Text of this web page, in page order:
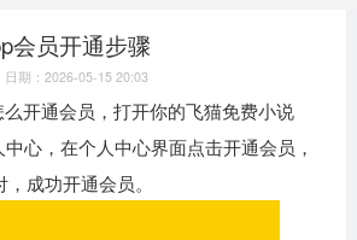
角色扮演
赛车游戏 破解游戏
会员开通步骤
期：2026-05-15 20:03
开通会员，打开你的飞猫免费小说
心，在个人中心界面点击开通会员，
成功开通会员。